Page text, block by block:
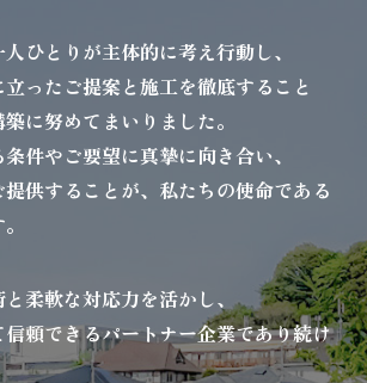
ひとりが主体的に考え行動し、
ったご提案と施工を徹底すること
に努めてまいりました。
件やご要望に真摯に向き合い、
供することが、私たちの使命である
柔軟な対応力を活かし、
頼できるパートナー企業であり続け